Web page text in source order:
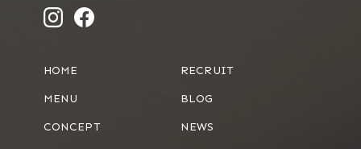
HOME
MENU
CONCEPT
RECRUIT
BLOG
NEWS